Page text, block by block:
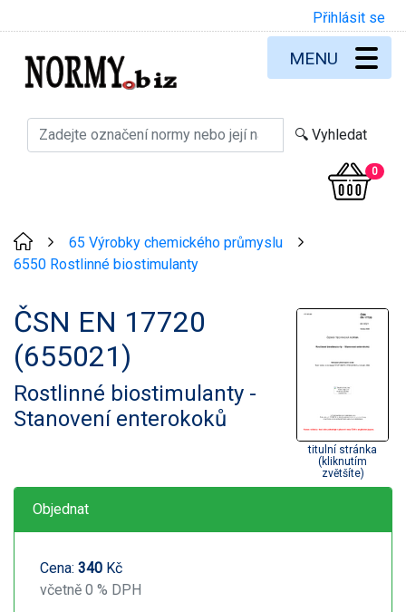
Přihlásit se
0
MENU
65 Výrobky chemického průmyslu
6550 Rostlinné biostimulanty
ČSN EN 17720
(655021)
Rostlinné biostimulanty -
Stanovení enterokoků
titulní stránka
(kliknutím
zvětšíte)
Objednat
Cena: 340 Kč
včetně 0 % DPH